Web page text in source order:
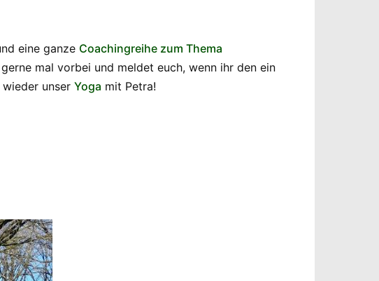
eine ganze Coachingreihe zum Thema
mal vorbei und meldet euch, wenn ihr den ein
unser Yoga mit Petra!